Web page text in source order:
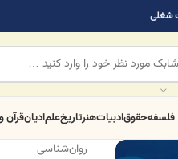
شغلی
فلسفهحقوقادبیاتهنرتاریخعلمادیان
روان‌شناسی